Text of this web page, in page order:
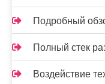
Подробный
Полный стек
Воздействие